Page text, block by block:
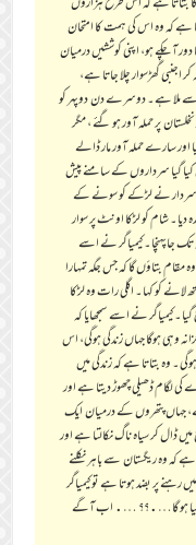
ہے کہ وہ اس کی ہمت کا امتحان
دور آ چکے ہو، اپنی کوششیں درمیان
اجنبی گھڑسوار چلا جاتا ہے،
سے ملا ہے۔ دوسرے دن دوپہر کو
پر حملہ آور ہو گئے ، مگر
اور سارے حملہ آور مار ڈالے
کیا گیا سرداروں کے سامنے پیش
سردار نے لڑکے کو سونے کے
شام کو لڑکا اونٹ پر سوار
جاپہنچا۔ کیمیاگر نے اسے
مقام بتاؤں گا کہ جس جگہ تمہارا
کو کہا۔ اگلی رات وہ لڑکا
کیمیاگر نے اسے سمجھایا کہ
ہوگا جہاں زندگی ہوگی، اس
وہ بتاتا ہے کہ زندگی میں
لگام ڈھیلی چھوڑ دیتا ہے اور
جہاں پتھروں کے درمیان ایک
میں ڈال کر سیاہ ناگ نکالتا ہے اور
کہ وہ ریگستان سے باہر نکلنے
رہنے پر بضد ہوتا ہے تو کیمیاگر
کیا ہو گا….؟؟ …. اب آگے